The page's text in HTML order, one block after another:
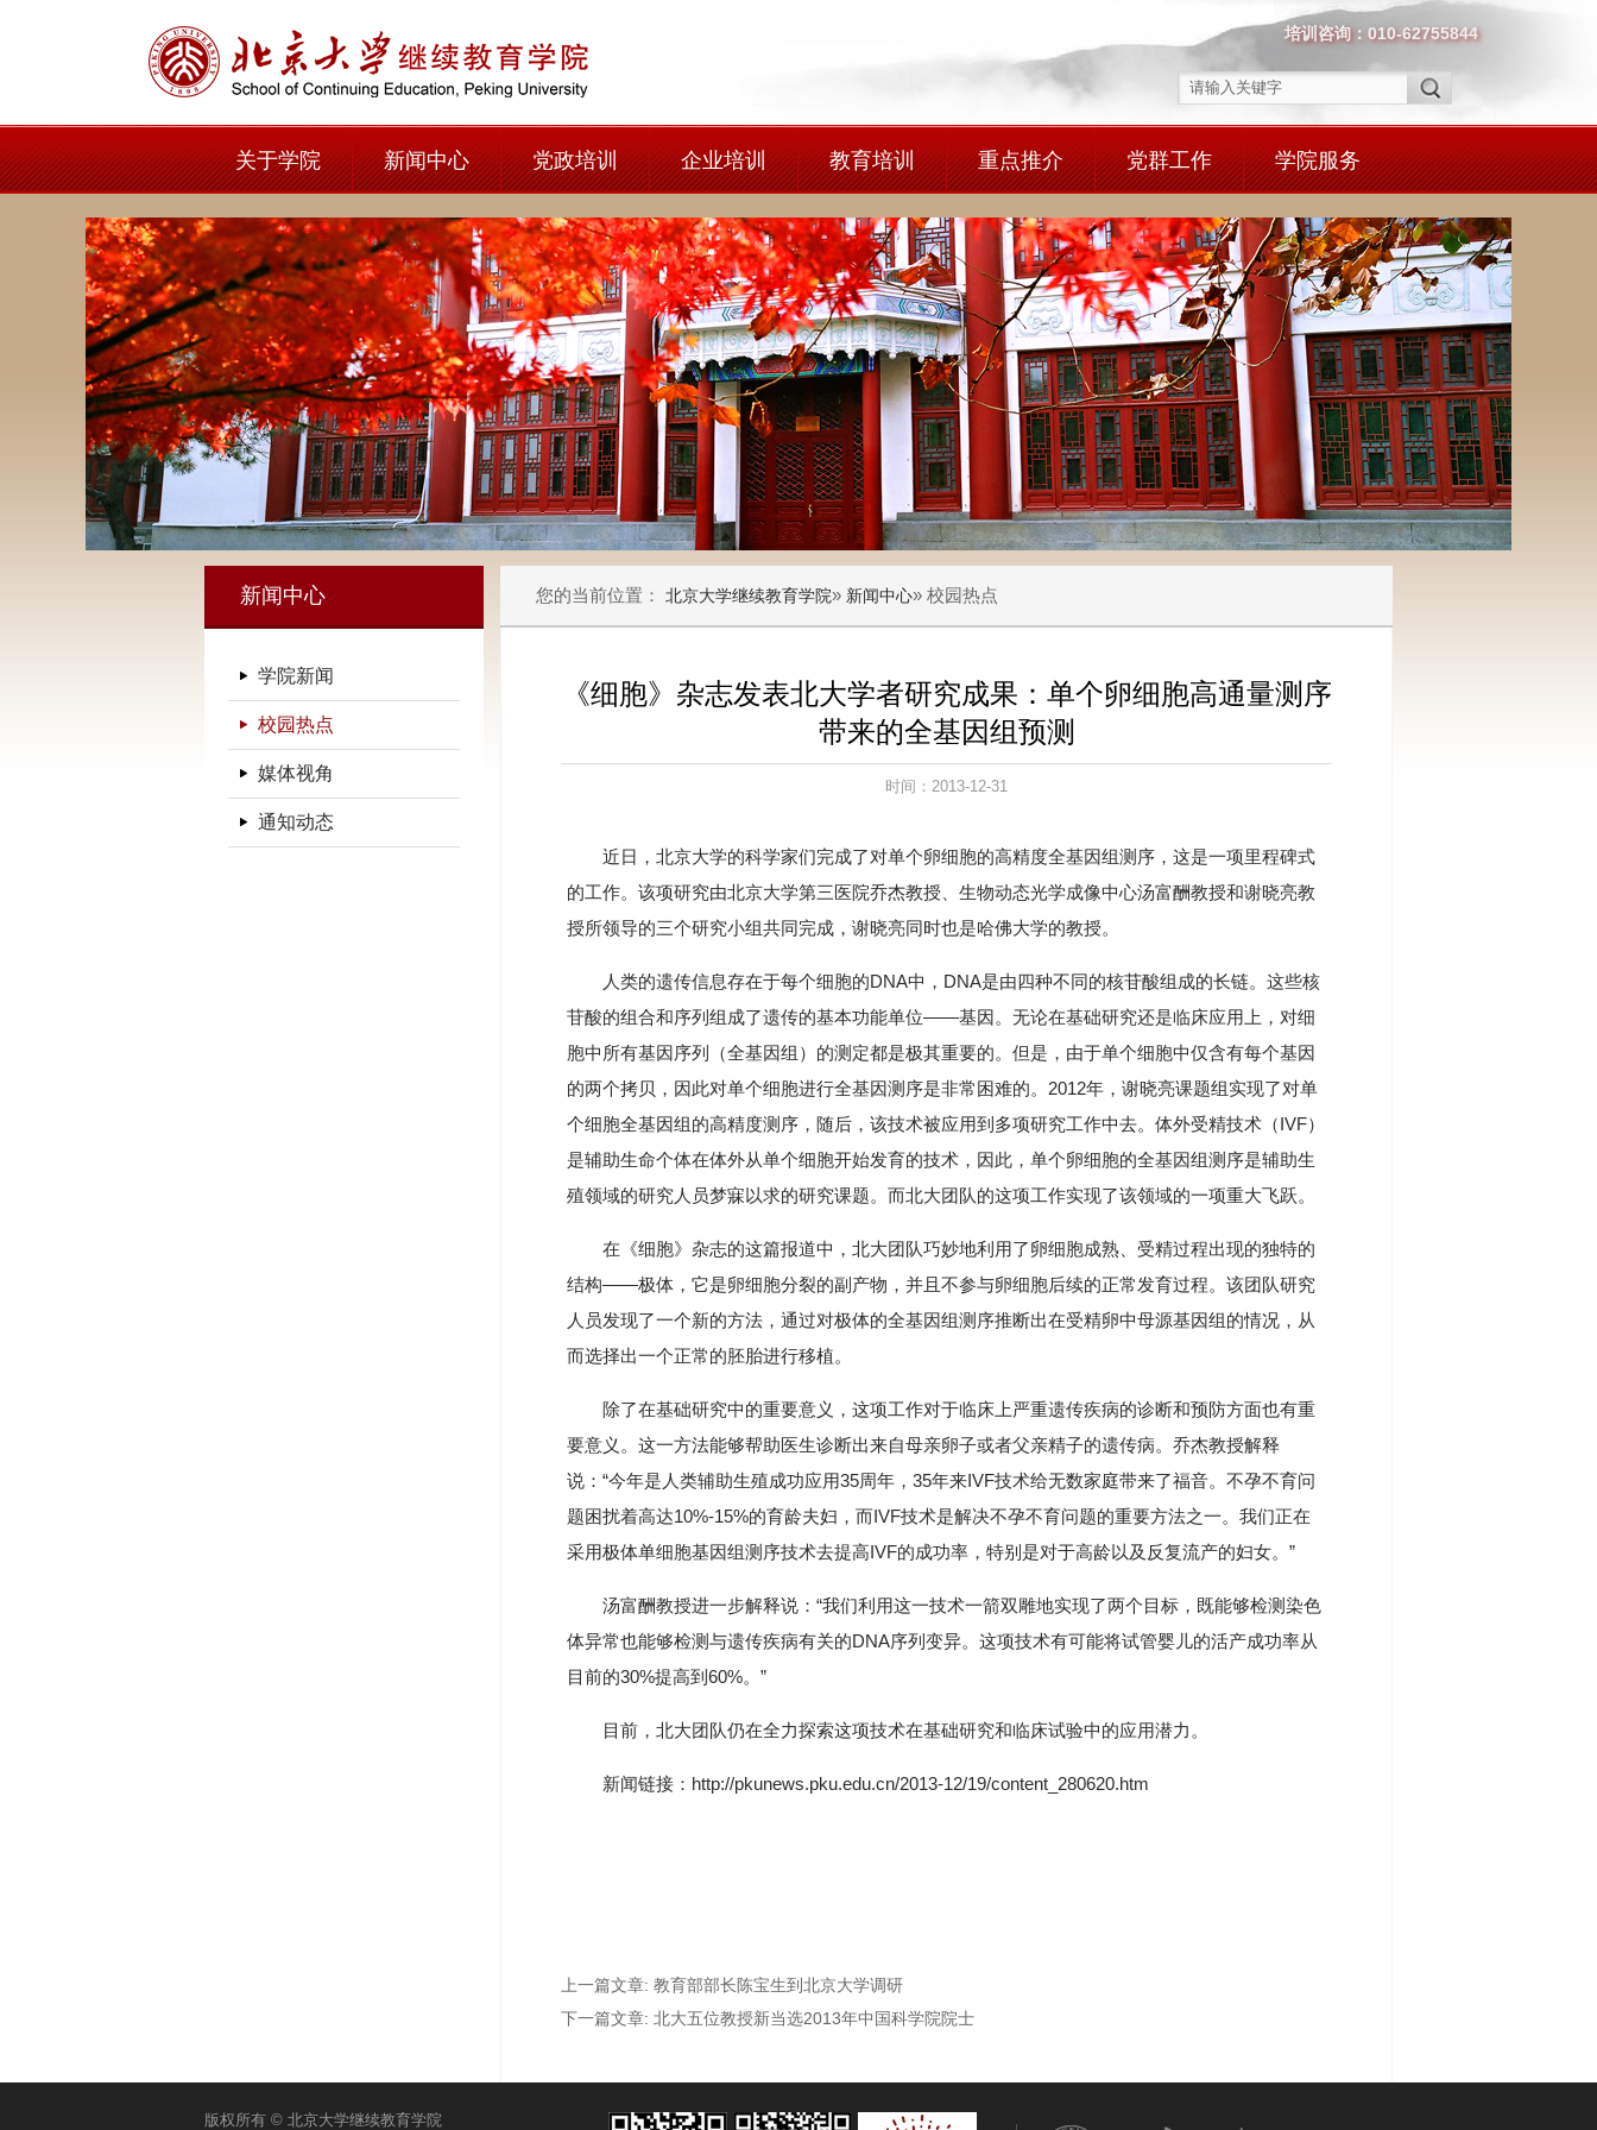
培训咨询：010-62755844
关于学院 新闻中心 党政培训 企业培训 教育培训 重点推介 党群工作 学院服务
新闻中心
学院新闻
校园热点
媒体视角
通知动态
您的当前位置： 北京大学继续教育学院» 新闻中心» 校园热点
《细胞》杂志发表北大学者研究成果：单个卵细胞高通量测序
带来的全基因组预测
时间：2013-12-31
近日，北京大学的科学家们完成了对单个卵细胞的高精度全基因组测序，这是一项里程碑式
的工作。该项研究由北京大学第三医院乔杰教授、生物动态光学成像中心汤富酬教授和谢晓亮教
授所领导的三个研究小组共同完成，谢晓亮同时也是哈佛大学的教授。
人类的遗传信息存在于每个细胞的DNA中，DNA是由四种不同的核苷酸组成的长链。这些核
苷酸的组合和序列组成了遗传的基本功能单位——基因。无论在基础研究还是临床应用上，对细
胞中所有基因序列（全基因组）的测定都是极其重要的。但是，由于单个细胞中仅含有每个基因
的两个拷贝，因此对单个细胞进行全基因测序是非常困难的。2012年，谢晓亮课题组实现了对单
个细胞全基因组的高精度测序，随后，该技术被应用到多项研究工作中去。体外受精技术（IVF）
是辅助生命个体在体外从单个细胞开始发育的技术，因此，单个卵细胞的全基因组测序是辅助生
殖领域的研究人员梦寐以求的研究课题。而北大团队的这项工作实现了该领域的一项重大飞跃。
在《细胞》杂志的这篇报道中，北大团队巧妙地利用了卵细胞成熟、受精过程出现的独特的
结构——极体，它是卵细胞分裂的副产物，并且不参与卵细胞后续的正常发育过程。该团队研究
人员发现了一个新的方法，通过对极体的全基因组测序推断出在受精卵中母源基因组的情况，从
而选择出一个正常的胚胎进行移植。
除了在基础研究中的重要意义，这项工作对于临床上严重遗传疾病的诊断和预防方面也有重
要意义。这一方法能够帮助医生诊断出来自母亲卵子或者父亲精子的遗传病。乔杰教授解释
说：“今年是人类辅助生殖成功应用35周年，35年来IVF技术给无数家庭带来了福音。不孕不育问
题困扰着高达10%-15%的育龄夫妇，而IVF技术是解决不孕不育问题的重要方法之一。我们正在
采用极体单细胞基因组测序技术去提高IVF的成功率，特别是对于高龄以及反复流产的妇女。”
汤富酬教授进一步解释说：“我们利用这一技术一箭双雕地实现了两个目标，既能够检测染色
体异常也能够检测与遗传疾病有关的DNA序列变异。这项技术有可能将试管婴儿的活产成功率从
目前的30%提高到60%。”
目前，北大团队仍在全力探索这项技术在基础研究和临床试验中的应用潜力。
新闻链接：http://pkunews.pku.edu.cn/2013-12/19/content_280620.htm
上一篇文章: 教育部部长陈宝生到北京大学调研
下一篇文章: 北大五位教授新当选2013年中国科学院院士
版权所有 © 北京大学继续教育学院